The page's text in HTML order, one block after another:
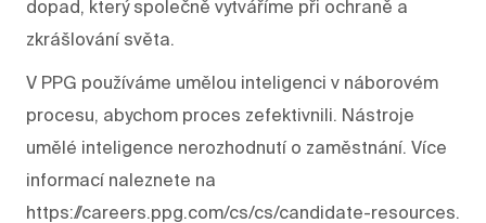
dopad, který společně vytváříme při ochraně a
zkrášlování světa.
V PPG používáme umělou inteligenci v náborovém
procesu, abychom proces zefektivnili. Nástroje
umělé inteligence nerozhodnutí o zaměstnání. Více
informací naleznete na
https://careers.ppg.com/cs/cs/candidate-resources.